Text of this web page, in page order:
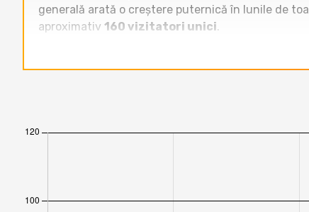
generală arată o creștere puternică în lunile de
aproximativ 160 vizitatori unici.
precummariuscucu.ro,zonait.ro,
o tendință de stagnare și o poziție slabă în